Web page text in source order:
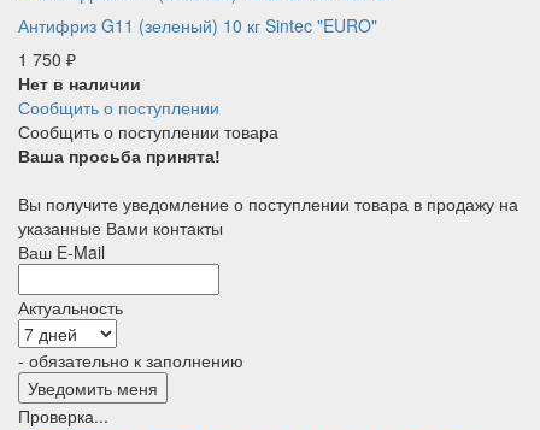
Антифриз G11 (зеленый) 10 кг Sintec "EURO"
1 750 ₽
Нет в наличии
Сообщить о поступлении
Сообщить о поступлении товара
Ваша просьба принята!
Вы получите уведомление о поступлении товара в продажу на
указанные Вами контакты
Ваш E-Mail
Актуальность
- обязательно к заполнению
Проверка...